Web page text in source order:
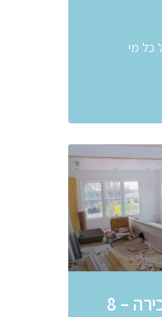
כל מי
שדרוג הבית לפני מכירה – 8